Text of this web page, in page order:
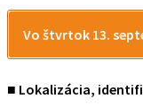
Vo štvrtok 13.
■ Lokalizácia,